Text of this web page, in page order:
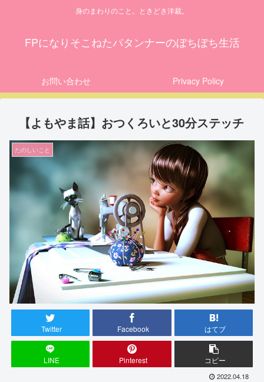
身のまわりのこと。ときどき洋裁。
FPになりそこねたパタンナーのぼちぼち生活
お問い合わせ Privacy Policy
【よもやま話】おつくろいと30分ステッチ
たのしいこと
Twitter Facebook はてブ
LINE Pinterest コピー
2022.04.18